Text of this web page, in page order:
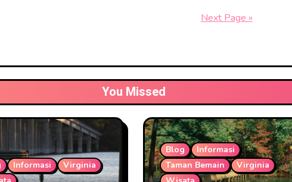
Next Page »
You Missed
Informasi
Virginia
Blog
Informasi
Taman Bemain
Virginia